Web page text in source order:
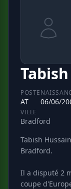
Tabish
POSTE
AT 06/06/
VILLE
Bradford
Tabish
Bradford.
Il a disputé 2
coupe